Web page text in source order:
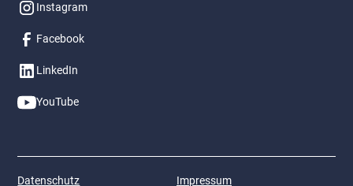
Instagram
Facebook
LinkedIn
YouTube
Datenschutz Impressum